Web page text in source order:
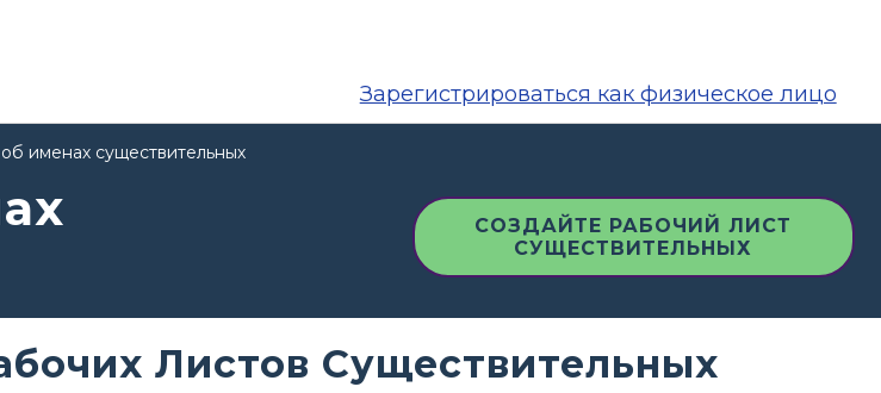
Зарегистрироваться как физическое лицо
именах существительных
СОЗДАЙТЕ РАБОЧИЙ ЛИСТ
СУЩЕСТВИТЕЛЬНЫХ
Листов Существительных